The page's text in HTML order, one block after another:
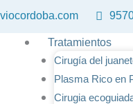
Tratamientos
Cirugía del
Plasma Rico en
Cirugia